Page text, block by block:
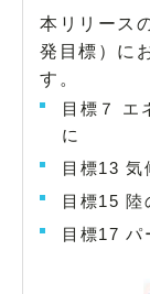
本リリース
発目標）に
す。
目標７ エ
に
目標13 気
目標15 陸
目標17 パ